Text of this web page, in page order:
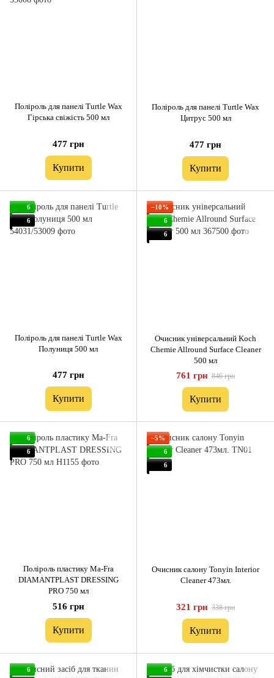
Поліроль для панелі Turtle Wax
Гірська свіжість 500 мл
477 грн
Купити
Поліроль для панелі Turtle Wax
Цитрус 500 мл
477 грн
Купити
6
6
Поліроль для панелі Turtle Wax
Полуниця 500 мл
477 грн
Купити
−10%
6
6
Очисник універсальний Koch
Chemie Allround Surface Cleaner
500 мл
761 грн 846 грн
Купити
6
6
Поліроль пластику Ma-Fra
DIAMANTPLAST DRESSING
PRO 750 мл
516 грн
Купити
−5%
6
6
Очисник салону Tonyin Interior
Cleaner 473мл.
321 грн 338 грн
Купити
6
6